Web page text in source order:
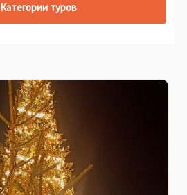
Категории туров